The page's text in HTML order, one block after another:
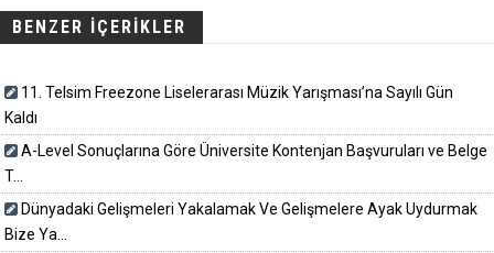
BENZER İÇERİKLER
11. Telsim Freezone Liselerarası Müzik Yarışması’na Sayılı Gün
Kaldı
A-Level Sonuçlarına Göre Üniversite Kontenjan Başvuruları ve Belge
T...
Dünyadaki Gelişmeleri Yakalamak Ve Gelişmelere Ayak Uydurmak
Bize Ya...